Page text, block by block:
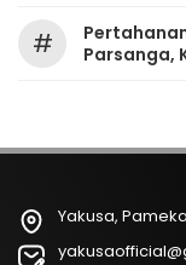
#
Parsanga,
Yakusa,